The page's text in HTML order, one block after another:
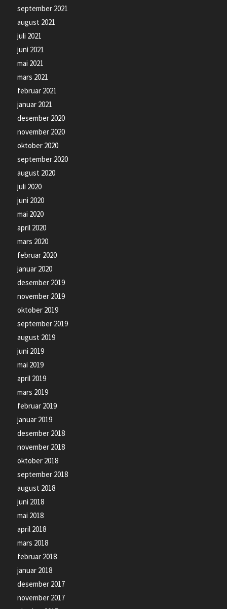
september 2021
august 2021
juli 2021
juni 2021
mai 2021
mars 2021
februar 2021
januar 2021
desember 2020
november 2020
oktober 2020
september 2020
august 2020
juli 2020
juni 2020
mai 2020
april 2020
mars 2020
februar 2020
januar 2020
desember 2019
november 2019
oktober 2019
september 2019
august 2019
juni 2019
mai 2019
april 2019
mars 2019
februar 2019
januar 2019
desember 2018
november 2018
oktober 2018
september 2018
august 2018
juni 2018
mai 2018
april 2018
mars 2018
februar 2018
januar 2018
desember 2017
november 2017